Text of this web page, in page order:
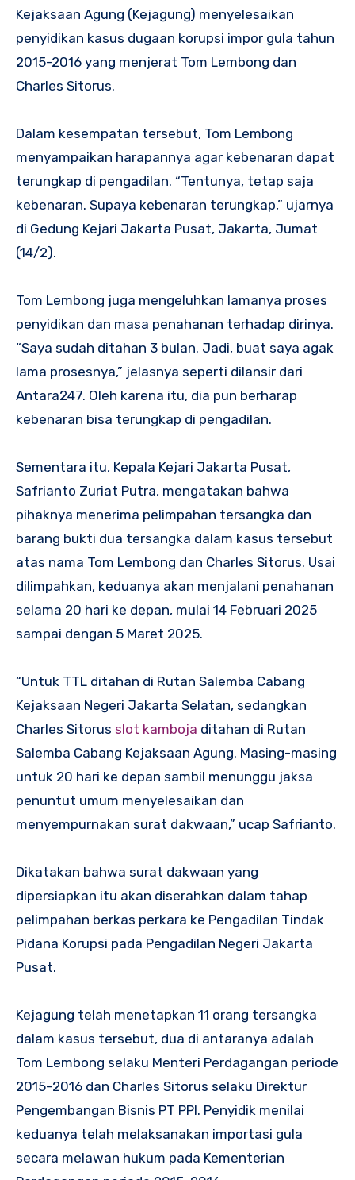
Kejaksaan Agung (Kejagung) menyelesaikan
penyidikan kasus dugaan korupsi impor gula tahun
2015-2016 yang menjerat Tom Lembong dan
Charles Sitorus.
Dalam kesempatan tersebut, Tom Lembong
menyampaikan harapannya agar kebenaran dapat
terungkap di pengadilan. “Tentunya, tetap saja
kebenaran. Supaya kebenaran terungkap,” ujarnya
di Gedung Kejari Jakarta Pusat, Jakarta, Jumat
(14/2).
Tom Lembong juga mengeluhkan lamanya proses
penyidikan dan masa penahanan terhadap dirinya.
“Saya sudah ditahan 3 bulan. Jadi, buat saya agak
lama prosesnya,” jelasnya seperti dilansir dari
Antara247. Oleh karena itu, dia pun berharap
kebenaran bisa terungkap di pengadilan.
Sementara itu, Kepala Kejari Jakarta Pusat,
Safrianto Zuriat Putra, mengatakan bahwa
pihaknya menerima pelimpahan tersangka dan
barang bukti dua tersangka dalam kasus tersebut
atas nama Tom Lembong dan Charles Sitorus. Usai
dilimpahkan, keduanya akan menjalani penahanan
selama 20 hari ke depan, mulai 14 Februari 2025
sampai dengan 5 Maret 2025.
“Untuk TTL ditahan di Rutan Salemba Cabang
Kejaksaan Negeri Jakarta Selatan, sedangkan
Charles Sitorus slot kamboja ditahan di Rutan
Salemba Cabang Kejaksaan Agung. Masing-masing
untuk 20 hari ke depan sambil menunggu jaksa
penuntut umum menyelesaikan dan
menyempurnakan surat dakwaan,” ucap Safrianto.
Dikatakan bahwa surat dakwaan yang
dipersiapkan itu akan diserahkan dalam tahap
pelimpahan berkas perkara ke Pengadilan Tindak
Pidana Korupsi pada Pengadilan Negeri Jakarta
Pusat.
Kejagung telah menetapkan 11 orang tersangka
dalam kasus tersebut, dua di antaranya adalah
Tom Lembong selaku Menteri Perdagangan periode
2015–2016 dan Charles Sitorus selaku Direktur
Pengembangan Bisnis PT PPI. Penyidik menilai
keduanya telah melaksanakan importasi gula
secara melawan hukum pada Kementerian